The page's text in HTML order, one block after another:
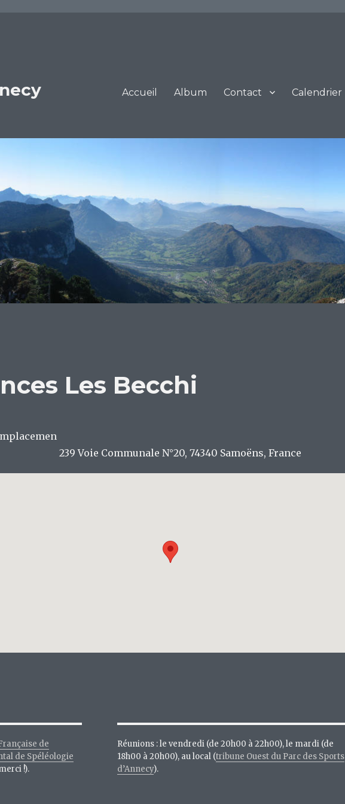
Accueil Album Contact Calendrier
Les Becchi
239 Voie Communale N°20, 74340 Samoëns, France
de
de Spéléologie
!).
Réunions : le vendredi (de 20h00 à 22h00), le mardi (de
18h00 à 20h00), au local (tribune Ouest du Parc des Sports
d’Annecy).